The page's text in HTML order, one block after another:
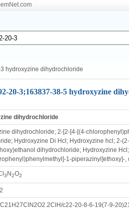
hydroxyzine dihydrochloride
20-3;163837-38-5 hydroxyzine
dihydrochloride
dihydrochloride; 2-[2-[4-[(4-
Hydroxyzine Di Hcl; Hydroxyzine hcl; 2-
dihydrochloride; Hydroxyzine
1-piperazinyl]ethoxy]-,
3 N2O2
C21H27ClN2O2.2ClH/c22-20-8-6-19(7-9-